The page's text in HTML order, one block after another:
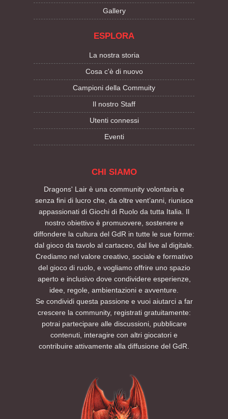
Gallery
ESPLORA
La nostra storia
Cosa c'è di nuovo
Campioni della Commuity
Il nostro Staff
Utenti connessi
Eventi
CHI SIAMO
Dragons' Lair è una community volontaria e
senza fini di lucro che, da oltre vent’anni, riunisce
appassionati di Giochi di Ruolo da tutta Italia. Il
nostro obiettivo è promuovere, sostenere e
diffondere la cultura del GdR in tutte le sue forme:
dal gioco da tavolo al cartaceo, dal live al digitale.
Crediamo nel valore creativo, sociale e formativo
del gioco di ruolo, e vogliamo offrire uno spazio
aperto e inclusivo dove condividere esperienze,
idee, regole, ambientazioni e avventure.
Se condividi questa passione e vuoi aiutarci a far
crescere la community, registrati gratuitamente:
potrai partecipare alle discussioni, pubblicare
contenuti, interagire con altri giocatori e
contribuire attivamente alla diffusione del GdR.